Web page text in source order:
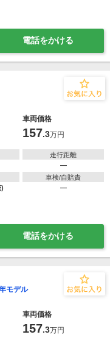
電話をかける
車両価格
157.3万円
走行距離
―
車検/自賠責
―
電話をかける
モデル
車両価格
157.3万円